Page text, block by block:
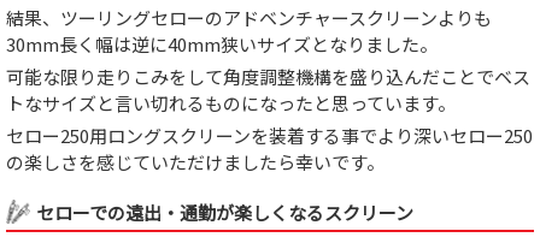
結果、ツーリングセローのアドベンチャースクリーンよりも
30mm長く幅は逆に40mm狭いサイズとなりました。
可能な限り走りこみをして角度調整機構を盛り込んだことでベス
トなサイズと言い切れるものになったと思っています。
セロー250用ロングスクリーンを装着する事でより深いセロー250
の楽しさを感じていただけましたら幸いです。
セローでの遠出・通勤が楽しくなるスクリーン